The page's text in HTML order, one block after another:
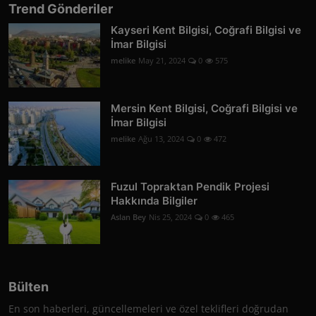
Trend Gönderiler
Kayseri Kent Bilgisi, Coğrafi Bilgisi ve
İmar Bilgisi
melike May 21, 2024 0 575
Mersin Kent Bilgisi, Coğrafi Bilgisi ve
İmar Bilgisi
melike Ağu 13, 2024 0 472
Fuzul Topraktan Pendik Projesi
Hakkında Bilgiler
Aslan Bey Nis 25, 2024 0 465
Bülten
En son haberleri, güncellemeleri ve özel teklifleri doğrudan